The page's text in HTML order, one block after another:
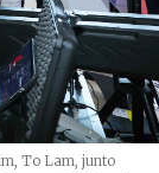
To Lam, junto